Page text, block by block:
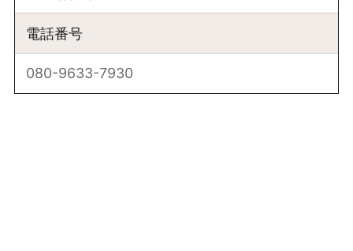
電話番号
080-9633-7930